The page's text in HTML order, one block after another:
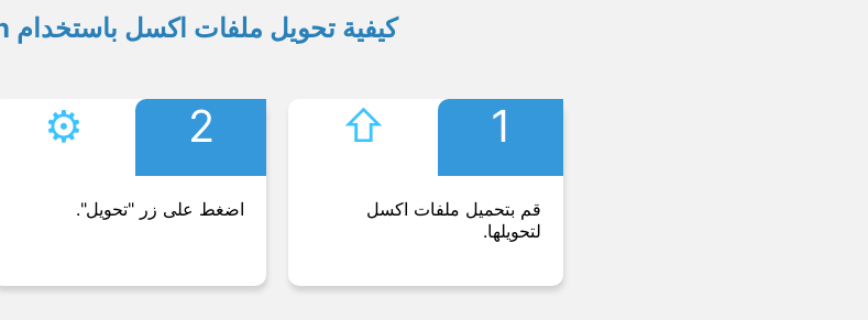
كيفية تحويل ملفات اكسل باستخدام Conversion
1
⇧︎
قم بتحميل ملفات اكسل
لتحويلها.
2
⚙︎
اضغط على زر "تحويل".